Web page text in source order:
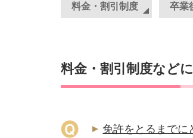
料金・割引制度 卒業
料金・割引制度など
免許をとるまでに